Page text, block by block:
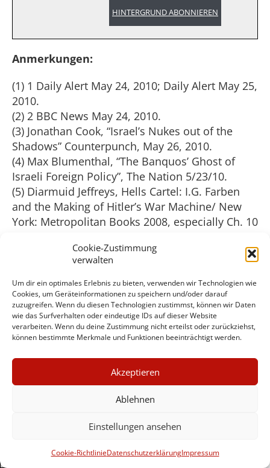
Cookie-Zustimmung
verwalten
Um dir ein optimales Erlebnis zu bieten, verwenden wir Technologien wie
Cookies, um Geräteinformationen zu speichern und/oder darauf
zuzugreifen. Wenn du diesen Technologien zustimmst, können wir Daten
wie das Surfverhalten oder eindeutige IDs auf dieser Website
verarbeiten. Wenn du deine Zustimmung nicht erteilst oder zurückziehst,
können bestimmte Merkmale und Funktionen beeinträchtigt werden.
Akzeptieren
Ablehnen
Einstellungen ansehen
Cookie-RichtlinieDatenschutzerklärungImpressum
HINTERGRUND ABONNIEREN
Anmerkungen:
(1) 1 Daily Alert May 24, 2010; Daily Alert May 25,
2010.
(2) 2 BBC News May 24, 2010.
(3) Jonathan Cook, “Israel’s Nukes out of the
Shadows” Counterpunch, May 26, 2010.
(4) Max Blumenthal, “The Banquos’ Ghost of
Israeli Foreign Policy”, The Nation 5/23/10.
(5) Diarmuid Jeffreys, Hells Cartel: I.G. Farben
and the Making of Hitler’s War Machine/ New
York: Metropolitan Books 2008, especially Ch. 10
(6) 6 Max Blumenthal op cit.
(7) Daily Alert May 24, 25 (2010).
(8) Blumenthal (op cit).
(9) Chris McGreal, “Revealed: How Israel Offered
to Sell South Africa Nuclear Weapons” Guardian,
May
24, 2010.
(10) Associated Press, May 25, 2010; AFP May
(11) Connie Bruck, “The Influencer”, The New
Yorker, May 10, 2010. Saban sagt, sein “größtes
“zum Schutz Israels” zu beeinflussen.
Wichtigstes Mittel dafür ist seine Beziehung zu
×